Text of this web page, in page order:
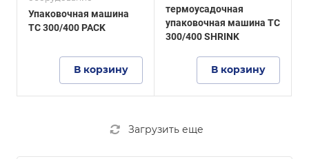
Упаковочная машина
TC 300/400 PACK
В корзину
особенно
эффективен для
форм (бутылки с
соусом,
продукция в
термоусадочная
упаковочная машина TC
300/400 SHRINK
В корзину
Загрузить еще